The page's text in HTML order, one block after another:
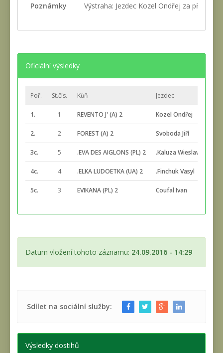
Poznámky Výstraha: Jezdec Kozel Ondřej za přejetí
Oficiální výsledky
Poř. St.čís. Kůň Jezdec
1. 1 REVENTO J' (A) 2 Kozel Ondřej
2. 2 FOREST (A) 2 Svoboda Jiří
3c. 5 .EVA DES AIGLONS (PL) 2 .Kaluza Wieslaw
4c. 4 .ELKA LUDOETKA (UA) 2 .Finchuk Vasyl
5c. 3 EVIKANA (PL) 2 Coufal Ivan
Datum vložení tohoto záznamu: 24.09.2016 - 14:29
Sdílet na sociální služby:
Výsledky dostihů